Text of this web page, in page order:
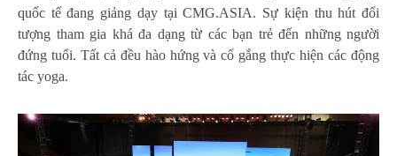
quốc tế đang giảng dạy tại CMG.ASIA. Sự kiện thu hút đối
tượng tham gia khá đa dạng từ các bạn trẻ đến những người
đứng tuổi. Tất cả đều hào hứng và cố gắng thực hiện các động
tác yoga.